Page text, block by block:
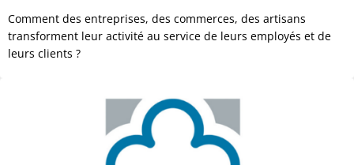
Comment des entreprises, des commerces, des artisans
transforment leur activité au service de leurs employés et de
leurs clients ?